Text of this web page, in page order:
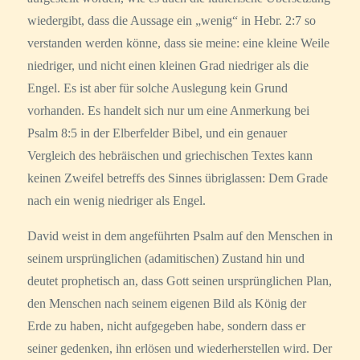
wiedergibt, dass die Aussage ein „wenig“ in Hebr. 2:7 so
verstanden werden könne, dass sie meine: eine kleine Weile
niedriger, und nicht einen kleinen Grad niedriger als die
Engel. Es ist aber für solche Auslegung kein Grund
vorhanden. Es handelt sich nur um eine Anmerkung bei
Psalm 8:5 in der Elberfelder Bibel, und ein genauer
Vergleich des hebräischen und griechischen Textes kann
keinen Zweifel betreffs des Sinnes übriglassen: Dem Grade
nach ein wenig niedriger als Engel.
David weist in dem angeführten Psalm auf den Menschen in
seinem ursprünglichen (adamitischen) Zustand hin und
deutet prophetisch an, dass Gott seinen ursprünglichen Plan,
den Menschen nach seinem eigenen Bild als König der
Erde zu haben, nicht aufgegeben habe, sondern dass er
seiner gedenken, ihn erlösen und wiederherstellen wird. Der